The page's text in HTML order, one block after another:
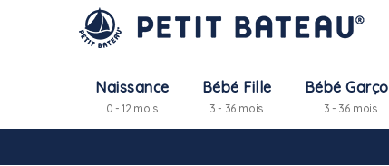
Naissance
0 - 12 mois
Bébé Fille
3 - 36 mois
Bébé
3 - 36 mois